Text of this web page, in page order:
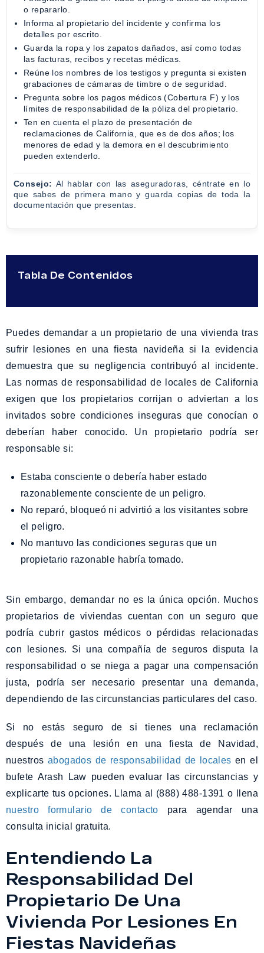
o repararlo.
Informa al propietario del incidente y confirma los
detalles por escrito.
Guarda la ropa y los zapatos dañados, así como todas
las facturas, recibos y recetas médicas.
Reúne los nombres de los testigos y pregunta si existen
grabaciones de cámaras de timbre o de seguridad.
Pregunta sobre los pagos médicos (Cobertura F) y los
límites de responsabilidad de la póliza del propietario.
Ten en cuenta el plazo de presentación de
reclamaciones de California, que es de dos años; los
menores de edad y la demora en el descubrimiento
pueden extenderlo.
Consejo: Al hablar con las aseguradoras, céntrate en lo
que sabes de primera mano y guarda copias de toda la
documentación que presentas.
Tabla De Contenidos
Puedes demandar a un propietario de una vivienda tras
sufrir lesiones en una fiesta navideña si la evidencia
demuestra que su negligencia contribuyó al incidente.
Las normas de responsabilidad de locales de California
exigen que los propietarios corrijan o adviertan a los
invitados sobre condiciones inseguras que conocían o
deberían haber conocido. Un propietario podría ser
responsable si:
Estaba consciente o debería haber estado
razonablemente consciente de un peligro.
No reparó, bloqueó ni advirtió a los visitantes sobre
el peligro.
No mantuvo las condiciones seguras que un
propietario razonable habría tomado.
Sin embargo, demandar no es la única opción. Muchos
propietarios de viviendas cuentan con un seguro que
podría cubrir gastos médicos o pérdidas relacionadas
con lesiones. Si una compañía de seguros disputa la
responsabilidad o se niega a pagar una compensación
justa, podría ser necesario presentar una demanda,
dependiendo de las circunstancias particulares del caso.
Si no estás seguro de si tienes una reclamación
después de una lesión en una fiesta de Navidad,
nuestros abogados de responsabilidad de locales en el
bufete Arash Law pueden evaluar las circunstancias y
explicarte tus opciones. Llama al (888) 488-1391 o llena
nuestro formulario de contacto para agendar una
consulta inicial gratuita.
Entendiendo La
Responsabilidad Del
Propietario De Una
Vivienda Por Lesiones En
Fiestas Navideñas